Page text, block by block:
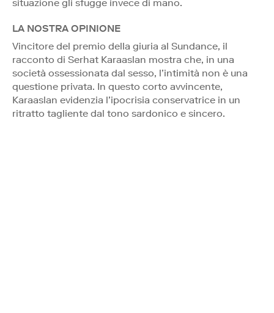
situazione gli sfugge invece di mano.
LA NOSTRA OPINIONE
Vincitore del premio della giuria al Sundance, il
racconto di Serhat Karaaslan mostra che, in una
società ossessionata dal sesso, l’intimità non è una
questione privata. In questo corto avvincente,
Karaaslan evidenzia l’ipocrisia conservatrice in un
ritratto tagliente dal tono sardonico e sincero.